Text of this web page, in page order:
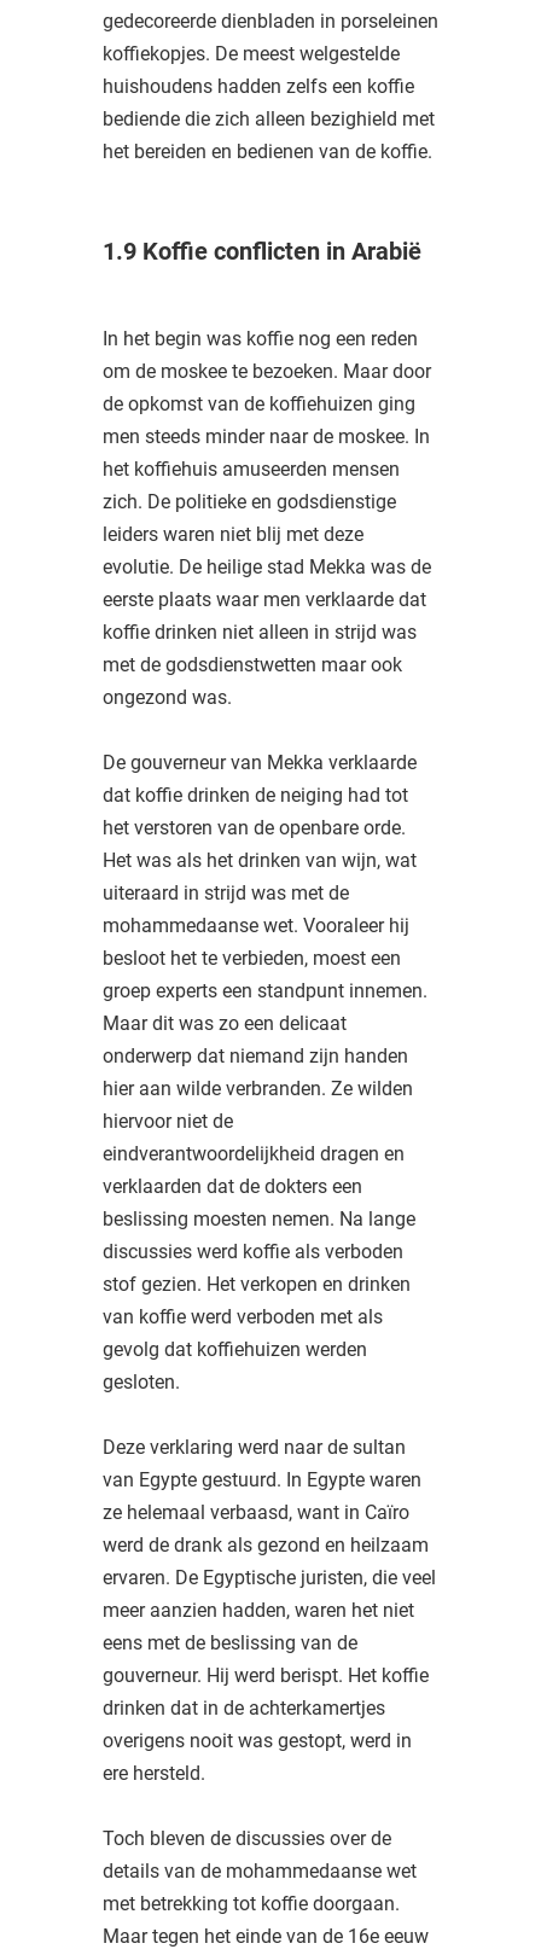
gedecoreerde dienbladen in porseleinen
koffiekopjes. De meest welgestelde
huishoudens hadden zelfs een koffie
bediende die zich alleen bezighield met
het bereiden en bedienen van de koffie.
1.9 Koffie conflicten in Arabië
In het begin was koffie nog een reden
om de moskee te bezoeken. Maar door
de opkomst van de koffiehuizen ging
men steeds minder naar de moskee. In
het koffiehuis amuseerden mensen
zich. De politieke en godsdienstige
leiders waren niet blij met deze
evolutie. De heilige stad Mekka was de
eerste plaats waar men verklaarde dat
koffie drinken niet alleen in strijd was
met de godsdienstwetten maar ook
ongezond was.
De gouverneur van Mekka verklaarde
dat koffie drinken de neiging had tot
het verstoren van de openbare orde.
Het was als het drinken van wijn, wat
uiteraard in strijd was met de
mohammedaanse wet. Vooraleer hij
besloot het te verbieden, moest een
groep experts een standpunt innemen.
Maar dit was zo een delicaat
onderwerp dat niemand zijn handen
hier aan wilde verbranden. Ze wilden
hiervoor niet de
eindverantwoordelijkheid dragen en
verklaarden dat de dokters een
beslissing moesten nemen. Na lange
discussies werd koffie als verboden
stof gezien. Het verkopen en drinken
van koffie werd verboden met als
gevolg dat koffiehuizen werden
gesloten.
Deze verklaring werd naar de sultan
van Egypte gestuurd. In Egypte waren
ze helemaal verbaasd, want in Caïro
werd de drank als gezond en heilzaam
ervaren. De Egyptische juristen, die veel
meer aanzien hadden, waren het niet
eens met de beslissing van de
gouverneur. Hij werd berispt. Het koffie
drinken dat in de achterkamertjes
overigens nooit was gestopt, werd in
ere hersteld.
Toch bleven de discussies over de
details van de mohammedaanse wet
met betrekking tot koffie doorgaan.
Maar tegen het einde van de 16e eeuw